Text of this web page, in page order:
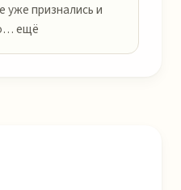
уже признались и
ещё